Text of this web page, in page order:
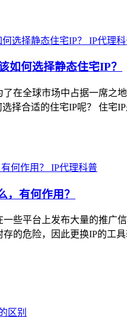
IP代理
如何选择静态住宅IP？
在全球市场中占据一席之
择合适的住宅IP呢？ 住宅
IP代理科普
，有何作用？
些平台上发布大量的推广
的危险，因此更换IP的工